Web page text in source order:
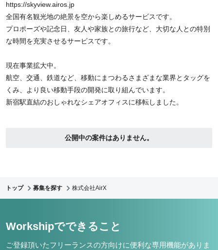
https://skyview.airos.jp
全国有名観光地の絶景を空から楽しめるサービスです。
プロポーズや記念日、友人や家族との旅行など、大切な人との特別
な時間を充実させるサービスです。
現在事業拡大中。
航空、交通、鉄道など、移動にまつわるさまざまな業界とタッグを
くみ、より良い移動手段の開発に取り組んでいます。
新宿駅直結のおしゃれなシェアオフィスに移転しました。
公開中の案件はありません。
トップ 募集を探す 株式会社AirX
Workshipでできること
ご登録頂いたフリーランスの方向けに便利な専用機能がありま